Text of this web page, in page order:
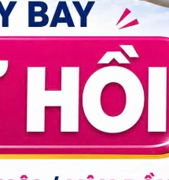
30/08 17/09 24/09
14.499.000đ Xem chi